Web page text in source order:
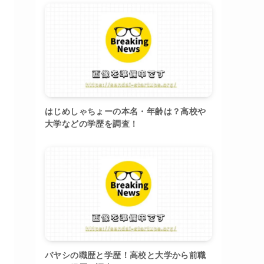
はじめしゃちょーの本名・年齢は？高校や
大学などの学歴を調査！
バヤシの職歴と学歴！高校と大学から前職